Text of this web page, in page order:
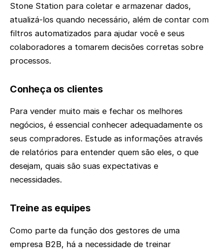
Stone Station para coletar e armazenar dados,
atualizá-los quando necessário, além de contar com
filtros automatizados para ajudar você e seus
colaboradores a tomarem decisões corretas sobre
processos.
Conheça os clientes
Para vender muito mais e fechar os melhores
negócios, é essencial conhecer adequadamente os
seus compradores. Estude as informações através
de relatórios para entender quem são eles, o que
desejam, quais são suas expectativas e
necessidades.
Treine as equipes
Como parte da função dos gestores de uma
empresa B2B, há a necessidade de treinar